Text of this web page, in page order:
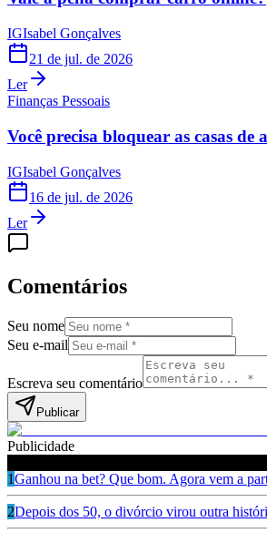
IGIsabel Gonçalves
21 de jul. de 2026
Ler
Finanças Pessoais
Você precisa bloquear as casas de
IGIsabel Gonçalves
16 de jul. de 2026
Ler
Comentários
Seu nome
Seu e-mail
Escreva seu comentário
Publicar
Publicidade
1Ganhou na bet? Que bom. Agora vem a
2Depois dos 50, o divórcio virou outra